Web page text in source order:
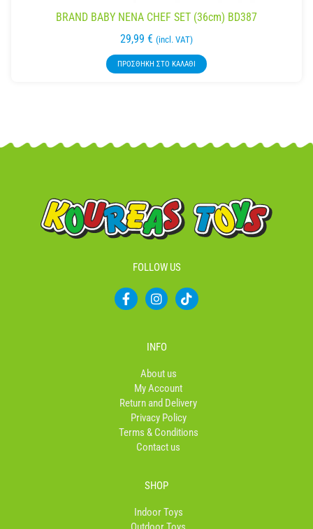
BRAND BABY NENA CHEF SET (36cm) BD387
29,99 € (incl. VAT)
ΠΡΟΣΘΉΚΗ ΣΤΟ ΚΑΛΆΘΙ
FOLLOW US
F
a
f
I
n
a
r
a
m
T
i
INFO
About us
My Account
Return and Delivery
Privacy Policy
Terms & Conditions
Contact us
SHOP
Indoor Toys